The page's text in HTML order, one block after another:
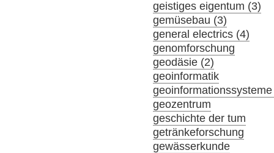
geistiges eigentum (3)
gemüsebau (3)
general electrics (4)
genomforschung
geodäsie (2)
geoinformatik
geozentrum
geschichte der tum
getränkeforschung
gewässerkunde